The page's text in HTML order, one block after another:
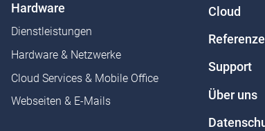
Hardware
Dienstleistungen
Hardware & Netzwerke
Cloud Services & Mobile Office
Webseiten & E-Mails
Cloud
Support
Über uns